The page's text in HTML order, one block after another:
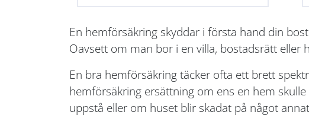
En hemförsäkring skyddar i första hand din
Oavsett om man bor i en villa, bostadsrätt eller
En bra hemförsäkring täcker ofta ett brett
hemförsäkring ersättning om ens en hem
uppstå eller om huset blir skadat på något